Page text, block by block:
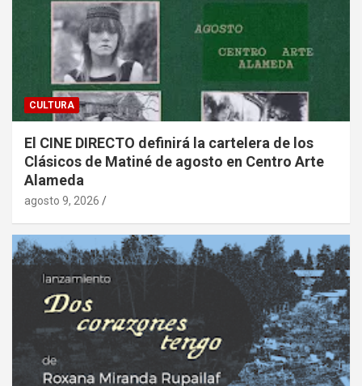
CULTURA
El CINE DIRECTO definirá la cartelera de los
Clásicos de Matiné de agosto en Centro Arte
Alameda
agosto 9, 2026